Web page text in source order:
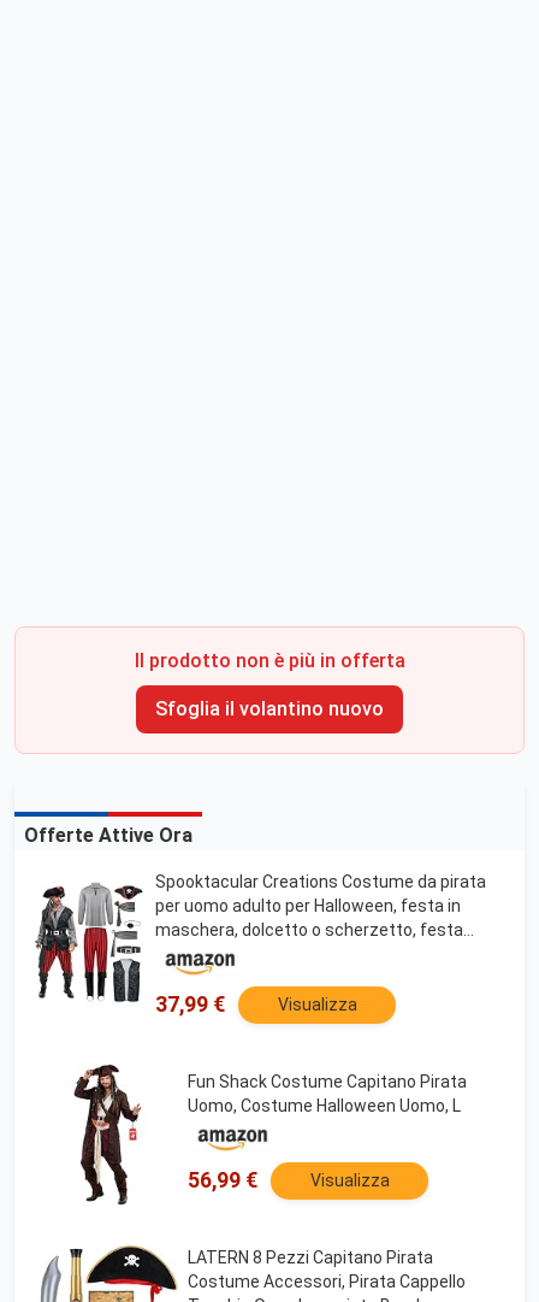
Il prodotto non è più in offerta
Sfoglia il volantino nuovo
Offerte Attive Ora
Spooktacular Creations Costume da pirata
per uomo adulto per Halloween, festa in
maschera, dolcetto o scherzetto, festa
cosplay-M
37,99 € Visualizza
Fun Shack Costume Capitano Pirata
Uomo, Costume Halloween Uomo, L
56,99 € Visualizza
LATERN 8 Pezzi Capitano Pirata
Costume Accessori, Pirata Cappello